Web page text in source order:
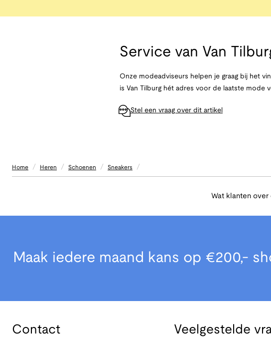
Service van Van
Onze modeadviseurs helpen je graag bij het
is Van Tilburg hét adres voor de laatste mode
Stel een vraag over dit artikel
Home / Heren / Schoenen / Sneakers /
Wat klanten over
Maak iedere maand kans op €200,-
Contact Veelgestelde